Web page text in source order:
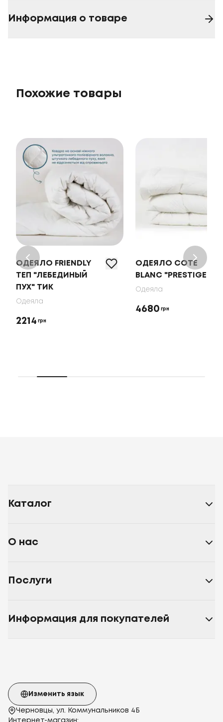
Информация о товаре
Похожие товары
ОДЕЯЛО FRIENDLY
ТЕП "ЛЕБЕДИНЫЙ
ПУХ" ТИК
Одеяла
2214 грн
ОДЕЯЛО COTE
BLANC "PRESTIGE"
Одеяла
4680 грн
Каталог
О нас
Послуги
Информация для покупателей
Черновцы, ул. Коммунальников 4Б
Интернет-магазин:
Изменить язык